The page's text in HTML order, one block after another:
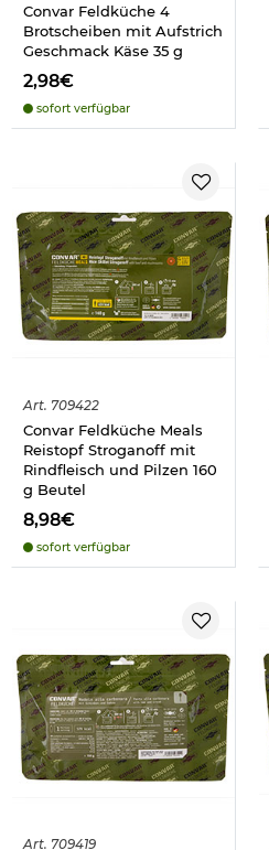
Convar Feldküche 4
Brotscheiben mit Aufstrich
Geschmack Käse 35 g
2,98€
sofort verfügbar
Art. 709422
Convar Feldküche Meals
Reistopf Stroganoff mit
Rindfleisch und Pilzen 160
g Beutel
8,98€
sofort verfügbar
Art. 709419